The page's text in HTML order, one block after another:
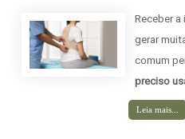
Receber
gerar
comum
preciso
Leia mais...